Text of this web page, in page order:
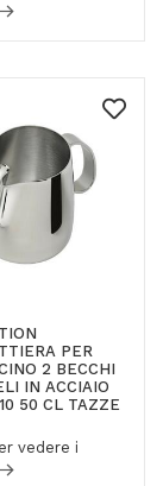
PER
2 BECCHI
IN ACCIAIO
50 CL TAZZE
vedere i